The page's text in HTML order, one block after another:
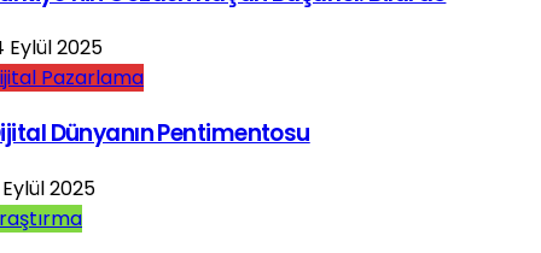
Eylül 2025
Pazarlama
Dünyanın Pentimentosu
2025